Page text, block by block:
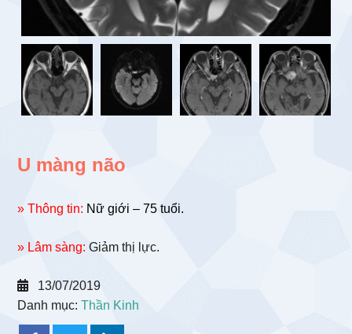
U màng não
» Thông tin: Nữ giới – 75 tuổi.
» Lâm sàng: Giảm thị lực.
13/07/2019
Danh mục:Thần Kinh